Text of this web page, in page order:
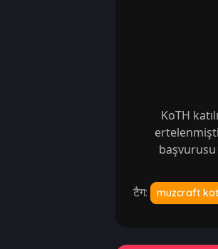
KoTH
टैग: muzcraft